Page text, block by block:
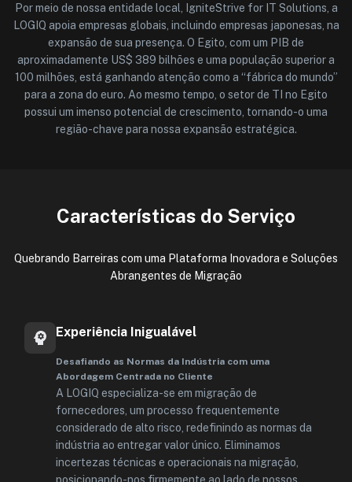
Por meio de nossa entidade local, IgniteStrive for IT Solutions, a
LOGIQ apoia empresas globais, incluindo empresas japonesas, na
expansão de sua presença. O Egito, com um PIB de
aproximadamente US$ 389 bilhões e uma população superior a
100 milhões, está ganhando atenção como a “fábrica do mundo”
para a zona do euro. Ao mesmo tempo, o setor de TI no Egito
possui um imenso potencial de crescimento, tornando-o uma
região-chave para nossa expansão estratégica.
Características do Serviço
Quebrando Barreiras com uma Plataforma Inovadora e Soluções
Abrangentes de Migração
Experiência Inigualável
Desafiando as Normas da Indústria com uma
Abordagem Centrada no Cliente
A LOGIQ especializa-se em migração de
fornecedores, um processo frequentemente
considerado de alto risco, redefinindo as normas da
indústria ao entregar valor único. Eliminamos
incertezas técnicas e operacionais na migração,